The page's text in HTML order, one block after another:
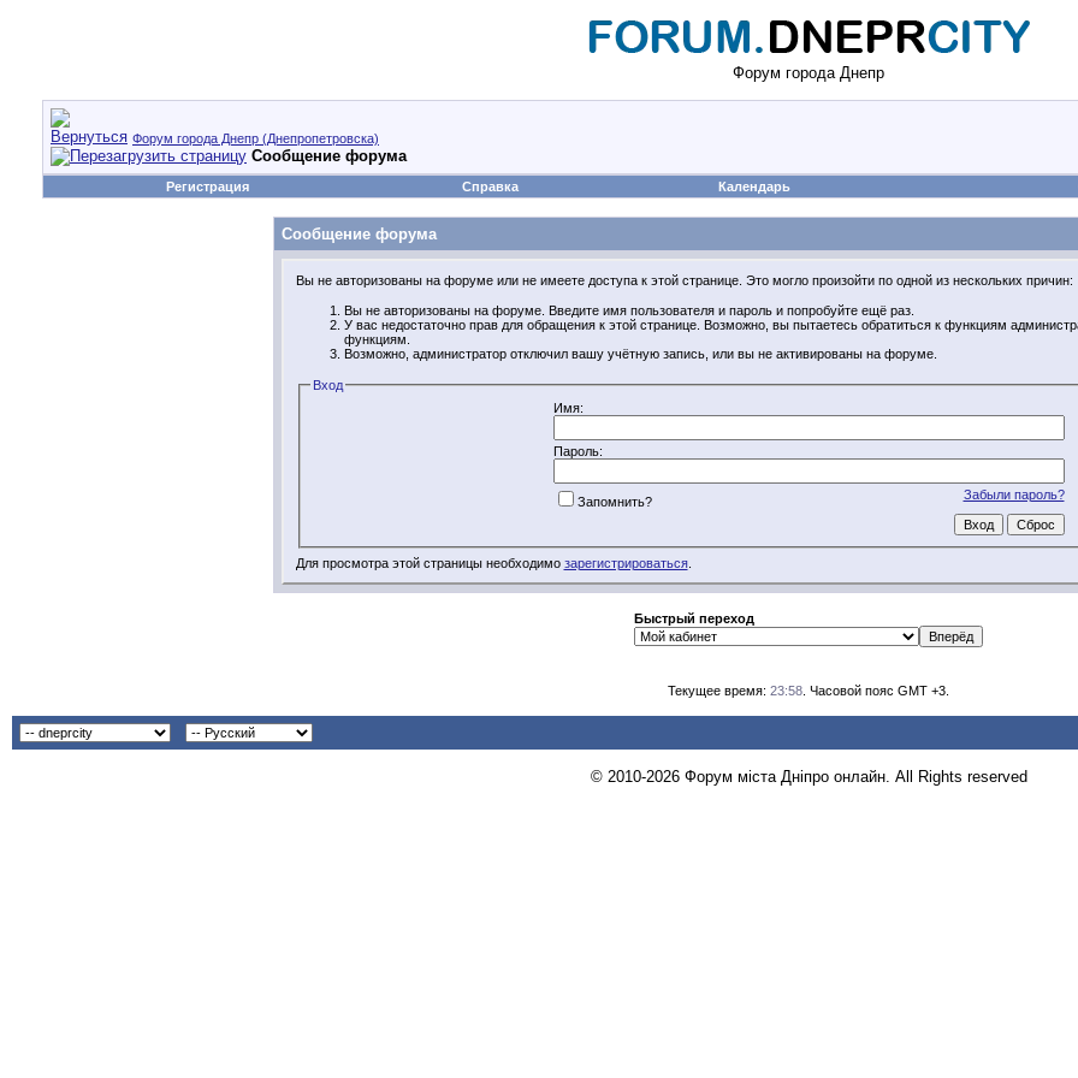
Форум города Днепр
Форум города Днепр (Днепропетровска)
Сообщение форума
Регистрация Справка Календарь
Сообщение форума
Вы не авторизованы на форуме или не имеете доступа к этой странице. Это могло произойти по одной из нескольких причин:
Вы не авторизованы на форуме. Введите имя пользователя и пароль и попробуйте ещё раз.
У вас недостаточно прав для обращения к этой странице. Возможно, вы пытаетесь обратиться к функциям
функциям.
Возможно, администратор отключил вашу учётную запись, или вы не активированы на форуме.
Вход
Имя:
Пароль:
Забыли пароль?
Запомнить?
Для просмотра этой страницы необходимо зарегистрироваться.
Быстрый переход
Текущее время: 23:58 . Часовой пояс GMT +3.
© 2010-2026 Форум міста Дніпро онлайн. All Rights reserved